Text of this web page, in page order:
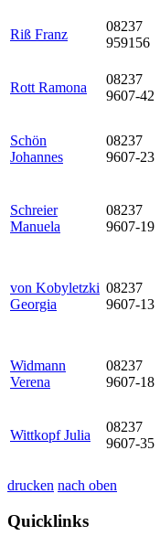
Riß Franz
08237
959156
Rott Ramona
08237
9607-42
Schön
Johannes
08237
9607-23
Schreier
Manuela
08237
9607-19
von Kobyletzki
Georgia
08237
9607-13
Widmann
Verena
08237
9607-18
Wittkopf Julia
08237
9607-35
drucken nach oben
Quicklinks